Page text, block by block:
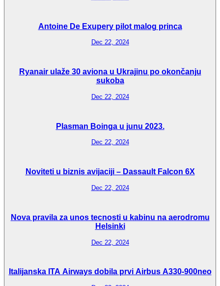
Antoine De Exupery pilot malog princa
Dec 22, 2024
Ryanair ulaže 30 aviona u Ukrajinu po okončanju
sukoba
Dec 22, 2024
Plasman Boinga u junu 2023.
Dec 22, 2024
Noviteti u biznis avijaciji – Dassault Falcon 6X
Dec 22, 2024
Nova pravila za unos tecnosti u kabinu na aerodromu
Helsinki
Dec 22, 2024
Italijanska ITA Airways dobila prvi Airbus A330-900neo